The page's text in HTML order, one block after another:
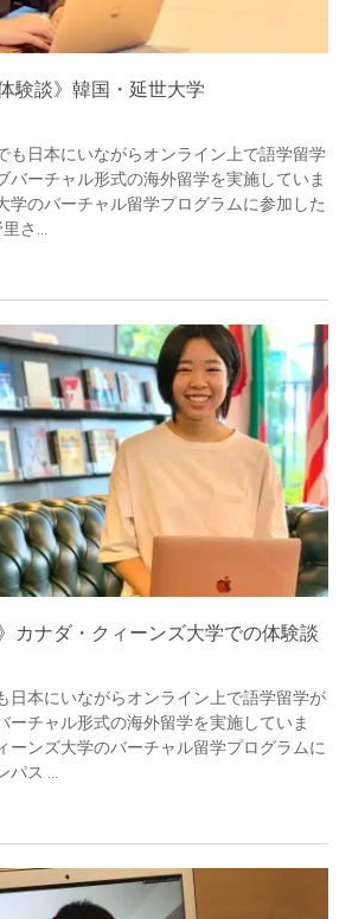
験談》韓国・延世大学
も日本にいながらオンライン上で語学留学
バーチャル形式の海外留学を実施していま
学のバーチャル留学プログラムに参加した
さ...
カナダ・クィーンズ大学での体験談
日本にいながらオンライン上で語学留学が
ーチャル形式の海外留学を実施していま
ーンズ大学のバーチャル留学プログラムに
ス ...